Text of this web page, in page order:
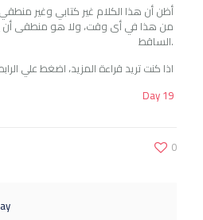
أظن أن هذا الكلام غير كتابي وغير
من هذا في أى وقت، ولا هو منطقى أن
الساقط.
اذا كنت تريد قراءة المزيد، اضغط علي
Day 19
0